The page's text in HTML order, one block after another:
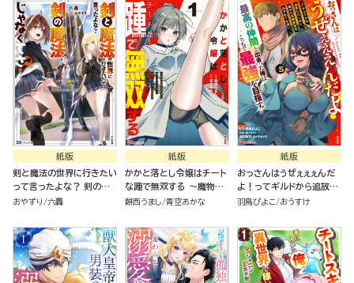
紙版
剣と魔法の世界に行きたい
って言ったよな？ 剣の魔
法じゃなくてさ？ ～ギフト
少女たちと駆け抜ける～
おやずり 六轟
紙版
かかと落とし令嬢はチート
な踵で無双する ～魔物を
即死させて楽しんでいた
壊しました～（１）
餅西うまし 青空あかな
紙版
おっさんはうぜぇぇぇんだ
よ！ってギルドから追放し
たくせに、後から復帰要請
仲間と出会った俺はこっち
で最強を目指す！（５）
羽鳥ぴよこ おうすけ